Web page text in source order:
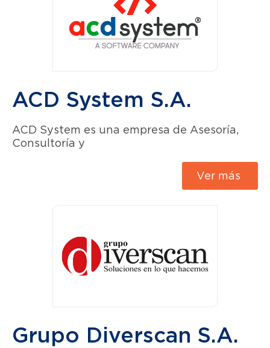
ACD System S.A.
ACD System es una empresa de Asesoría,
Consultoría y
Ver más
Grupo Diverscan S.A.